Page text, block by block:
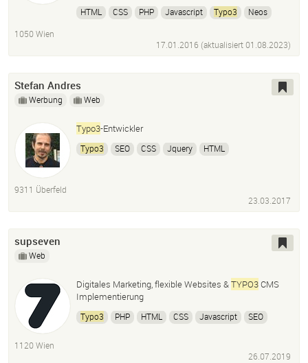
HTML CSS PHP Javascript Typo3
Neos
1050 Wien
17.01.2016 (aktualisiert01.08.2023)
Stefan Andres
Werbung Web
Typo3-Entwickler
Typo3 SEO CSS Jquery HTML
9311 Überfeld
23.03.2017
supseven
Web
Digitales Marketing, flexible Websites &TYPO3CMS
Implementierung
Typo3 PHP HTML CSS Javascript
SEO
1120 Wien
26.07.2019